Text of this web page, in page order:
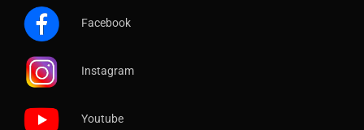
Facebook
Instagram
Youtube